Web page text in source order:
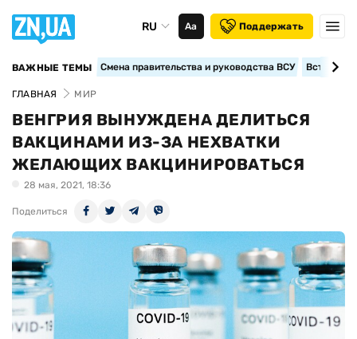
RU Аа Поддержать
ВАЖНЫЕ ТЕМЫ Смена правительства и руководства ВСУ
ГЛАВНАЯ МИР
ВЕНГРИЯ ВЫНУЖДЕНА ДЕЛИТЬСЯ
ВАКЦИНАМИ ИЗ-ЗА НЕХВАТКИ
ЖЕЛАЮЩИХ ВАКЦИНИРОВАТЬСЯ
28 мая, 2021, 18:36
Поделиться